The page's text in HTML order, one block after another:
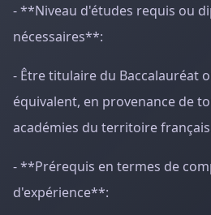
- **Niveau d'études requis ou
nécessaires**:
- Être titulaire du Baccalauréat
équivalent, en provenance de
académies du territoire
- **Prérequis en termes de
d'expérience**: